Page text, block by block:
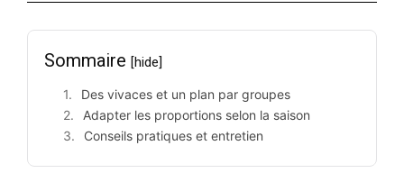
Sommaire [hide]
Des vivaces et un plan par groupes
Adapter les proportions selon la saison
Conseils pratiques et entretien